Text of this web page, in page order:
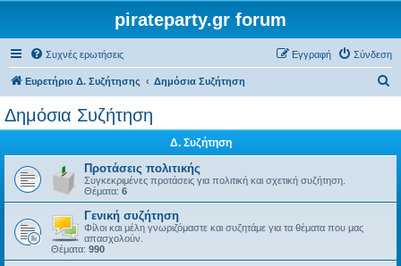
pirateparty.gr forum
Συχνές ερωτήσεις Σύνδεση
Εγγραφή
Ευρετήριο Δ. Συζήτησης Δημόσια Συζήτηση
Δημόσια Συζήτηση
Δ. Συζήτηση
Προτάσεις πολιτικής
Συγκεκριμένες προτάσεις για πολιτική και σχετική συζήτηση.
Θέματα: 6
Γενική συζήτηση
Φίλοι και μέλη γνωριζόμαστε και συζητάμε για τα θέματα που μας
απασχολούν.
Θέματα: 990